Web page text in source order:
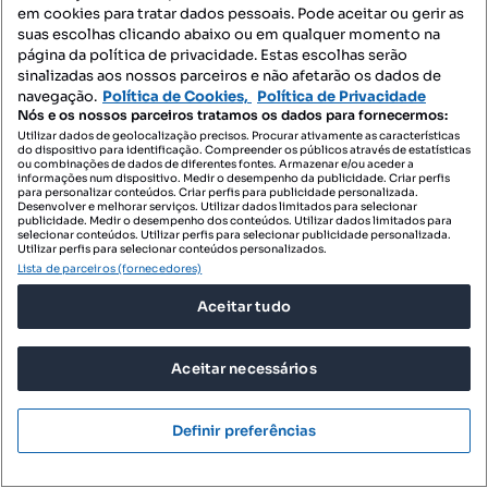
225 000 €3879,31 €/m²
Apartamento T2 para venda
Preço por metro quadrado
1 andar
em cookies para tratar dados pessoais. Pode aceitar ou gerir as
suas escolhas clicando abaixo ou em qualquer momento na
página da política de privacidade. Estas escolhas serão
sinalizadas aos nossos parceiros e não afetarão os dados de
navegação. Política de Cookies, Política de Privacidade
Nós e os nossos parceiros tratamos os dados para fornecermos:
Utilizar dados de geolocalização precisos. Procurar ativamente as características
do dispositivo para identificação. Compreender os públicos através de estatísticas
ou combinações de dados de diferentes fontes. Armazenar e/ou aceder a
informações num dispositivo. Medir o desempenho da publicidade. Criar perfis
para personalizar conteúdos. Criar perfis para publicidade personalizada.
Desenvolver e melhorar serviços. Utilizar dados limitados para selecionar
publicidade. Medir o desempenho dos conteúdos. Utilizar dados limitados para
selecionar conteúdos. Utilizar perfis para selecionar publicidade personalizada.
Utilizar perfis para selecionar conteúdos personalizados.
Lista de parceiros (fornecedores)
Aceitar tudo
Aceitar necessários
Definir preferências